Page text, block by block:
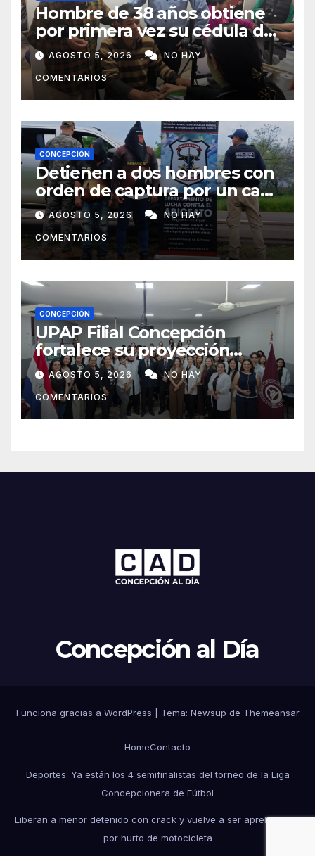
Hombre de 38 años obtiene
por primera vez su cédula de
identidad en Concepción
AGOSTO 5, 2026 NO HAY
COMENTARIOS
CONCEPCIÓN
Detienen a dos hombres con
orden de captura por un caso
de abigeato
AGOSTO 5, 2026 NO HAY
COMENTARIOS
CONCEPCIÓN
UPAP Filial Concepción
fortalece su proyección
internacional con la visita del
Prof. Dr. Antonio Castaño,
referente de la Universidad
de Sevilla
AGOSTO 5, 2026 NO HAY
COMENTARIOS
Concepción al Día
Funciona gracias a WordPress Tema: Newsup de Themeansar
HomeContacto
Deportes: Ya están los 4 semifinalistas del torneo de la Liga
Concepcionera de Fútbol
Liberan a menor detenido con crack y vuelve a ser aprehendido
por hurto de motocicleta